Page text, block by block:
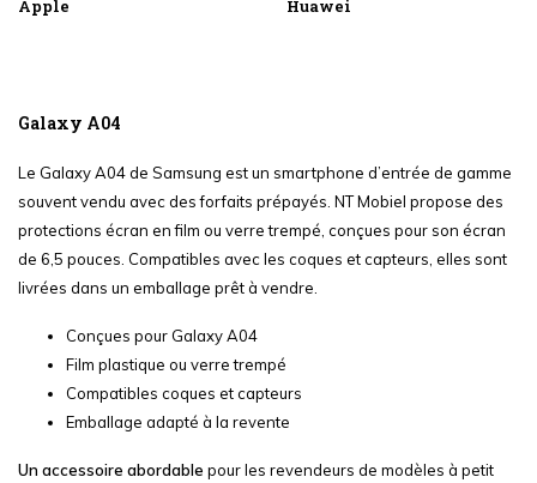
Apple Huawei
Galaxy A04
Le Galaxy A04 de Samsung est un smartphone d’entrée de gamme
souvent vendu avec des forfaits prépayés. NT Mobiel propose des
protections écran en film ou verre trempé, conçues pour son écran
de 6,5 pouces. Compatibles avec les coques et capteurs, elles sont
livrées dans un emballage prêt à vendre.
Conçues pour Galaxy A04
Film plastique ou verre trempé
Compatibles coques et capteurs
Emballage adapté à la revente
Un accessoire abordable pour les revendeurs de modèles à petit